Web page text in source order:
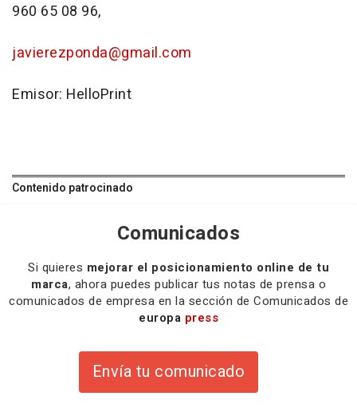
960 65 08 96,
javierezponda@gmail.com
Emisor: HelloPrint
Contenido patrocinado
Comunicados
Si quieres mejorar el posicionamiento online de tu
marca, ahora puedes publicar tus notas de prensa o
comunicados de empresa en la sección de Comunicados de
europa press
Envía tu comunicado